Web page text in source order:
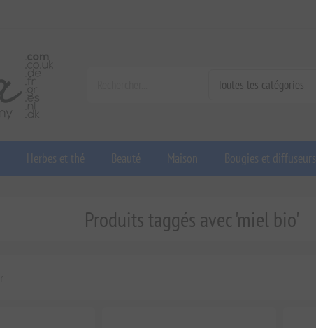
Herbes et thé Beauté Maison Bougies et diffuseurs
Produits taggés avec 'miel bio'